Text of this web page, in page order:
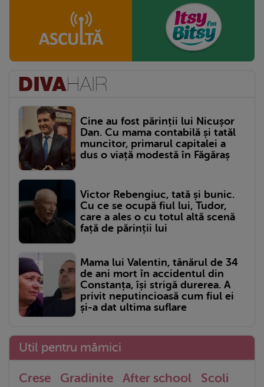
Cine au fost părinții lui Nicușor
Dan. Cu mama contabilă și tatăl
muncitor, primarul capitalei a
dus o viață modestă în Făgăraș
Victor Rebengiuc, tată și bunic.
Cu ce se ocupă fiul lui, Tudor,
care a ales o cu totul altă scenă
față de părinții lui
Mama lui Valentin, tânărul de 34
de ani mort în accidentul din
Constanța, își strigă durerea. A
privit neputincioasă cum fiul ei
și-a dat ultima suflare
Util pentru mămici
Crese Gradinite After school
Scoli